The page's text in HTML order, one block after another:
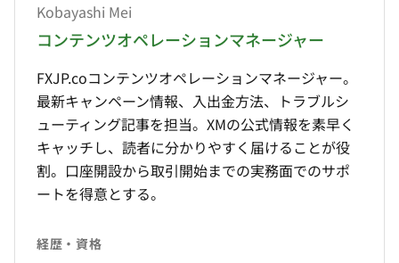
Kobayashi Mei
コンテンツオペレーションマネージャー
FXJP.coコンテンツオペレーションマネージャー。
最新キャンペーン情報、入出金方法、トラブルシ
ューティング記事を担当。XMの公式情報を素早く
キャッチし、読者に分かりやすく届けることが役
割。口座開設から取引開始までの実務面でのサポ
ートを得意とする。
経歴・資格